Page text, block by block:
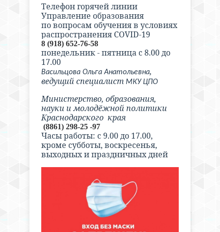
Телефон горячей линии
Управление образования
по вопросам обучения в условиях
распространения COVID-19
8 (918) 652-76-58
понедельник - пятница с 8.00 до
17.00
Васильцова Ольга Анатольевна,
ведущий специалистМКУ ЦПО
Министерство, образования,
науки и молодёжной политики
Краснодарского края
(8861) 298-25 -97
Часы работы: с 9.00 до 17.00,
кроме субботы, воскресенья,
выходных и праздничных дней